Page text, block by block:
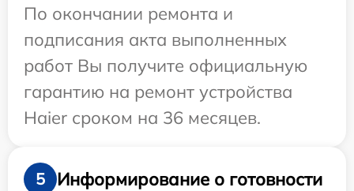
По окончании ремонта и
подписания акта выполненных
работ Вы получите официальную
гарантию на ремонт устройства
Haier сроком на 36 месяцев.
5
Информирование о готовности